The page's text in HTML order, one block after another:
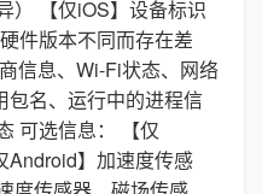
） 【仅iOS】设备标识
件版本不同而存在差
信息、Wi-Fi状态、网络
包名、运行中的进程信
可选信息： 【仅
Android】加速度传感